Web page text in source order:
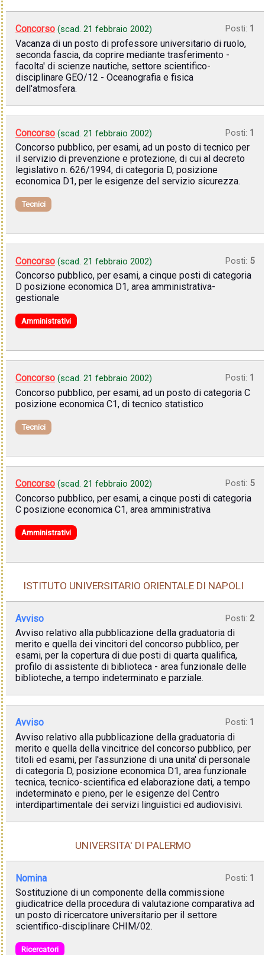
Concorso (scad. 21 febbraio 2002) Posti: 1
Vacanza di un posto di professore universitario di ruolo,
seconda fascia, da coprire mediante trasferimento -
facolta' di scienze nautiche, settore scientifico-
disciplinare GEO/12 - Oceanografia e fisica
dell'atmosfera.
Concorso (scad. 21 febbraio 2002) Posti: 1
Concorso pubblico, per esami, ad un posto di tecnico per
il servizio di prevenzione e protezione, di cui al decreto
legislativo n. 626/1994, di categoria D, posizione
economica D1, per le esigenze del servizio sicurezza.
Tecnici
Concorso (scad. 21 febbraio 2002) Posti: 5
Concorso pubblico, per esami, a cinque posti di categoria
D posizione economica D1, area amministrativa-
gestionale
Amministrativi
Concorso (scad. 21 febbraio 2002) Posti: 1
Concorso pubblico, per esami, ad un posto di categoria C
posizione economica C1, di tecnico statistico
Tecnici
Concorso (scad. 21 febbraio 2002) Posti: 5
Concorso pubblico, per esami, a cinque posti di categoria
C posizione economica C1, area amministrativa
Amministrativi
ISTITUTO UNIVERSITARIO ORIENTALE DI NAPOLI
Avviso Posti: 2
Avviso relativo alla pubblicazione della graduatoria di
merito e quella dei vincitori del concorso pubblico, per
esami, per la copertura di due posti di quarta qualifica,
profilo di assistente di biblioteca - area funzionale delle
biblioteche, a tempo indeterminato e parziale.
Avviso Posti: 1
Avviso relativo alla pubblicazione della graduatoria di
merito e quella della vincitrice del concorso pubblico, per
titoli ed esami, per l'assunzione di una unita' di personale
di categoria D, posizione economica D1, area funzionale
tecnica, tecnico-scientifica ed elaborazione dati, a tempo
indeterminato e pieno, per le esigenze del Centro
interdipartimentale dei servizi linguistici ed audiovisivi.
UNIVERSITA' DI PALERMO
Nomina Posti: 1
Sostituzione di un componente della commissione
giudicatrice della procedura di valutazione comparativa ad
un posto di ricercatore universitario per il settore
scientifico-disciplinare CHIM/02.
Ricercatori